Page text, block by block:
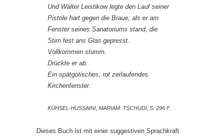
Und Walter Leistikow legte den Lauf seiner
Pistole hart gegen die Braue, als er am
Fenster seines Sanatoriums stand, die
Stirn fest ans Glas gepresst.
Vollkommen stumm.
Drückte er ab.
Ein spätgotisches, rot zerlaufendes
Kirchenfenster.
KÜHSEL-HUSSAINI, MARIAM: TSCHUDI, S. 296 F.
Dieses Buch ist mit einer suggestiven Sprachkraft